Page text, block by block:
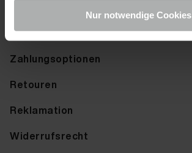
Nur notwendige Cookies
Versandoptionen
Zahlungsoptionen
Retouren
Reklamation
Widerrufsrecht